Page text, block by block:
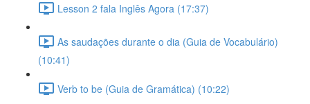
Lesson 2 fala Inglês Agora (17:37)
As saudações durante o dia (Guia de Vocabulário)
(10:41)
Verb to be (Guia de Gramática) (10:22)